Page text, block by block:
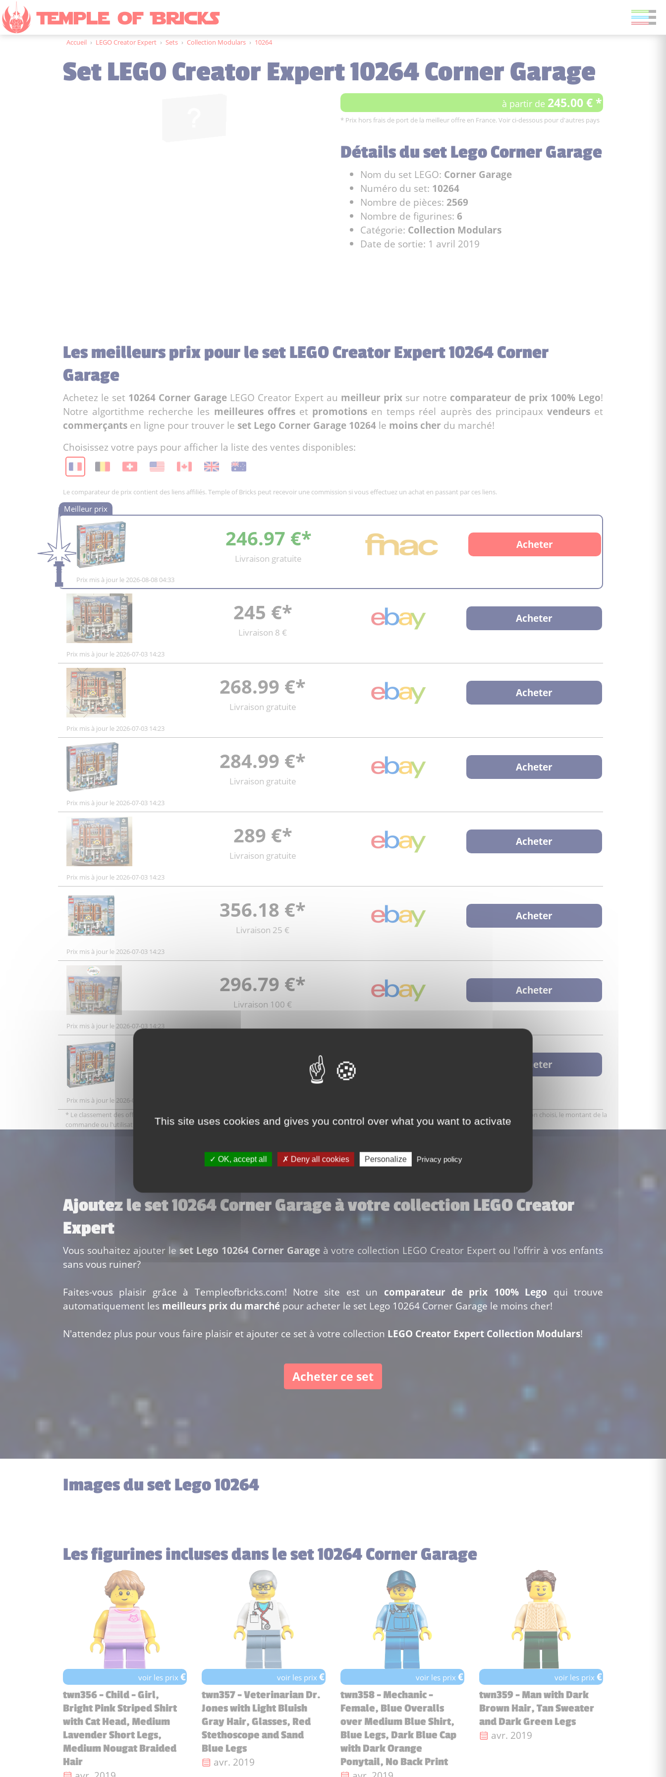
Accueil › LEGO Creator Expert › Sets › Collection Modulars › 10264
Set LEGO Creator Expert 10264 Corner Garage
à partir de 245.00 € *
* Prix hors frais de port de la meilleur offre en France. Voir ci-dessous pour d'autres pays
Détails du set Lego Corner Garage
Nom du set LEGO: Corner Garage
Numéro du set: 10264
Nombre de pièces: 2569
Nombre de figurines: 6
Catégorie: Collection Modulars
Date de sortie: 1 avril 2019
Les meilleurs prix pour le set LEGO Creator Expert 10264 Corner
Garage
Achetez le set 10264 Corner Garage LEGO Creator Expert au meilleur prix sur notre comparateur de prix 100% Lego!
Notre algortithme recherche les meilleures offreset promotionsen temps réel auprès des principaux vendeurset
commerçants en ligne pour trouver le set Lego Corner Garage 10264 le moins cher du marché!
Choisissez votre pays pour afficher la liste des ventes disponibles:
Le comparateur de prix contient des liens affiliés. Temple of Bricks peut recevoir une commission si vous effectuez un achat en passant par ces liens.
246.97 €*
Livraison gratuite
Acheter
Prix mis à jour le 2026-08-08 04:33
245 €*
Livraison 8 €
Acheter
Prix mis à jour le 2026-07-03 14:23
268.99 €*
Livraison gratuite
Acheter
Prix mis à jour le 2026-07-03 14:23
284.99 €*
Livraison gratuite
Acheter
Prix mis à jour le 2026-07-03 14:23
289 €*
Livraison gratuite
Acheter
Prix mis à jour le 2026-07-03 14:23
356.18 €*
Livraison 25 €
Acheter
Prix mis à jour le 2026-07-03 14:23
296.79 €*
Livraison 100 €
Acheter
Prix mis à jour le 2026-07-03 14:23
Acheter
Prix mis à jour le 2026-08-08 04:33
* Le classement des offres tient compte des frais de port indiqués par le vendeur. Ces frais sont donnés à titre indicatif et peuvent varier selon le type de livraison choisi, le montant de la
commande ou l'utilisation de certains services comme Amazon Prime. Renseignez-vous sur le site du vendeur pour en savoir plus.
Ajoutez le set 10264 Corner Garage à votre collection LEGO Creator
Expert
Vous souhaitez ajouter le set Lego 10264 Corner Garageà votre collection LEGO Creator Expert ou l'offrir à vos enfants
sans vous ruiner?
Faites-vous plaisir grâce à Templeofbricks.com! Notre site est un comparateur de prix 100% Lego qui trouve
automatiquement les meilleurs prix du marché pour acheter le set Lego 10264 Corner Garage le moins cher!
N'attendez plus pour vous faire plaisir et ajouter ce set à votre collection LEGO Creator Expert Collection Modulars!
Acheter ce set
Images du set Lego 10264
Les figurines incluses dans le set 10264 Corner Garage
voir les prix€
twn356 - Child - Girl,
Bright Pink Striped Shirt
with Cat Head, Medium
Lavender Short Legs,
Medium Nougat Braided
Hair
voir les prix€
twn357 - Veterinarian Dr.
Jones with Light Bluish
Gray Hair, Glasses, Red
Stethoscope and Sand
Blue Legs
Date de sortie :
avr. 2019
voir les prix€
twn358 - Mechanic -
Female, Blue Overalls
over Medium Blue Shirt,
Blue Legs, Dark Blue Cap
with Dark Orange
Ponytail, No Back Print
voir les prix€
twn359 - Man with Dark
Brown Hair, Tan Sweater
and Dark Green Legs
Date de sortie :
avr. 2019
This site uses cookies and gives you control over what you want to activate
OK, accept all Deny all cookies Personalize Privacy policy